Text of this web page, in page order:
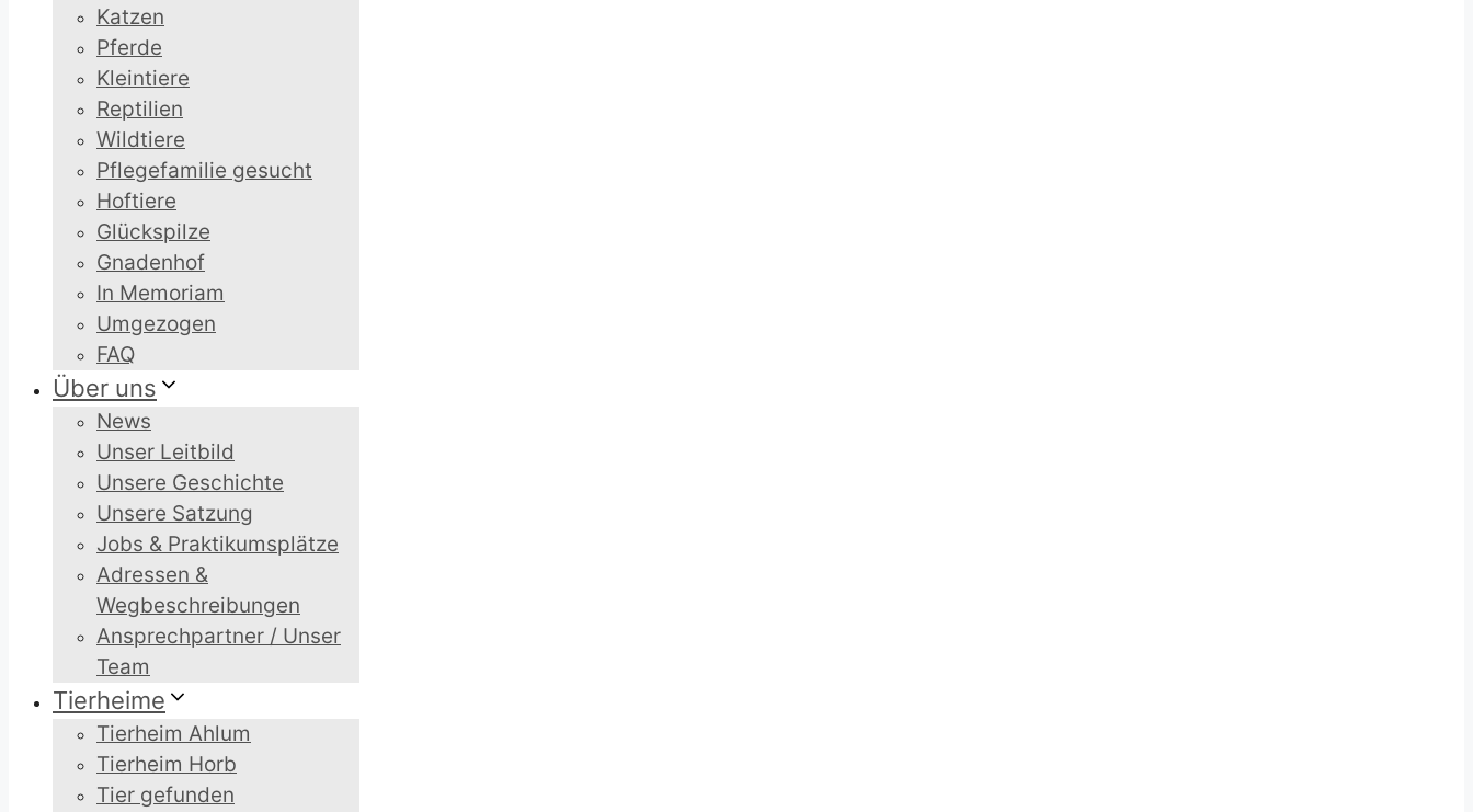
Katzen
Pferde
Kleintiere
Reptilien
Wildtiere
Pflegefamilie gesucht
Hoftiere
Glückspilze
Gnadenhof
In Memoriam
Umgezogen
FAQ
Über uns
News
Unser Leitbild
Unsere Geschichte
Unsere Satzung
Jobs & Praktikumsplätze
Adressen &
Wegbeschreibungen
Ansprechpartner / Unser
Team
Tierheime
Tierheim Ahlum
Tierheim Horb
Tier gefunden